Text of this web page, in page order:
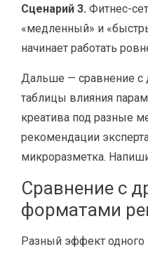
Сценарий 3. Фитнес-
«медленный» и
начинает работать
Дальше — сравнение с
таблицы влияния
креатива под разные
рекомендации
микроразметка.
Сравнение с
форматами
Разный эффект одного